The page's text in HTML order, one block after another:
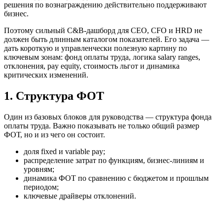
решения по вознаграждению действительно поддерживают
бизнес.
Поэтому сильный C&B-дашборд для CEO, CFO и HRD не
должен быть длинным каталогом показателей. Его задача —
дать короткую и управленчески полезную картину по
ключевым зонам: фонд оплаты труда, логика salary ranges,
отклонения, pay equity, стоимость льгот и динамика
критических изменений.
1. Структура ФОТ
Один из базовых блоков для руководства — структура фонда
оплаты труда. Важно показывать не только общий размер
ФОТ, но и из чего он состоит.
доля fixed и variable pay;
распределение затрат по функциям, бизнес-линиям и
уровням;
динамика ФОТ по сравнению с бюджетом и прошлым
периодом;
ключевые драйверы отклонений.